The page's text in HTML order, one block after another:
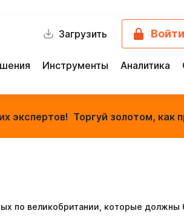
Загрузить
Инструменты Аналитика
экспертов! Торгуй золотом, как
по великобритании, которые